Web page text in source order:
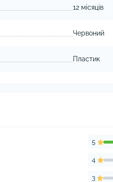
12 місяців
Червоний
Пластик
5
4
3